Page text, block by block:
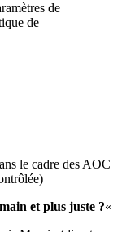
de
de
le cadre des AOC
et plus juste ?«